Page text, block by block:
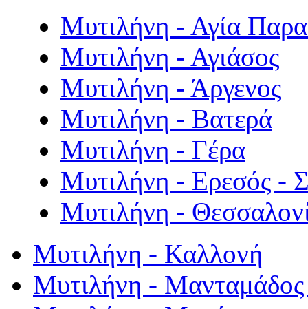
Μυτιλήνη - Αγία
Μυτιλήνη - Αγιάσος
Μυτιλήνη - Άργενος
Μυτιλήνη - Βατερά
Μυτιλήνη - Γέρα
Μυτιλήνη - Ερεσός -
Μυτιλήνη -
Μυτιλήνη - Καλλονή
Μυτιλήνη - Μανταμάδος